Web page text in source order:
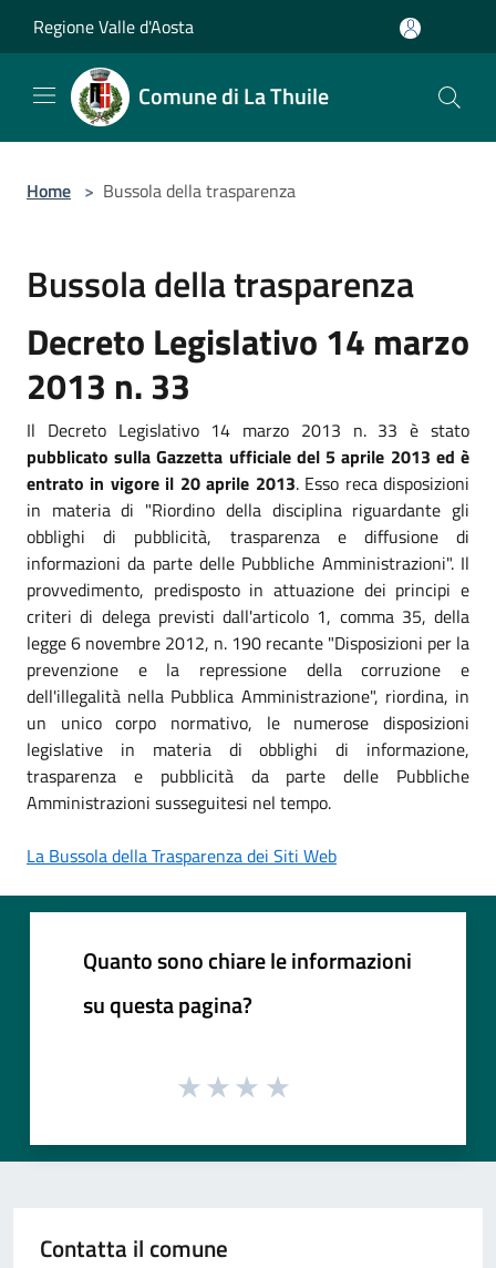
Regione Valle d'Aosta
Comune di La Thuile
Home > Bussola della trasparenza
Bussola della trasparenza
Decreto Legislativo 14 marzo
2013 n. 33
Il Decreto Legislativo 14 marzo 2013 n. 33 è stato
pubblicato sulla Gazzetta ufficiale del 5 aprile 2013 ed è
entrato in vigore il 20 aprile 2013. Esso reca disposizioni
in materia di "Riordino della disciplina riguardante gli
obblighi di pubblicità, trasparenza e diffusione di
informazioni da parte delle Pubbliche Amministrazioni". Il
provvedimento, predisposto in attuazione dei principi e
criteri di delega previsti dall'articolo 1, comma 35, della
legge 6 novembre 2012, n. 190 recante "Disposizioni per la
prevenzione e la repressione della corruzione e
dell'illegalità nella Pubblica Amministrazione", riordina, in
un unico corpo normativo, le numerose disposizioni
legislative in materia di obblighi di informazione,
trasparenza e pubblicità da parte delle Pubbliche
Amministrazioni susseguitesi nel tempo.
La Bussola della Trasparenza dei Siti Web
Quanto sono chiare le informazioni
su questa pagina?
Contatta il comune